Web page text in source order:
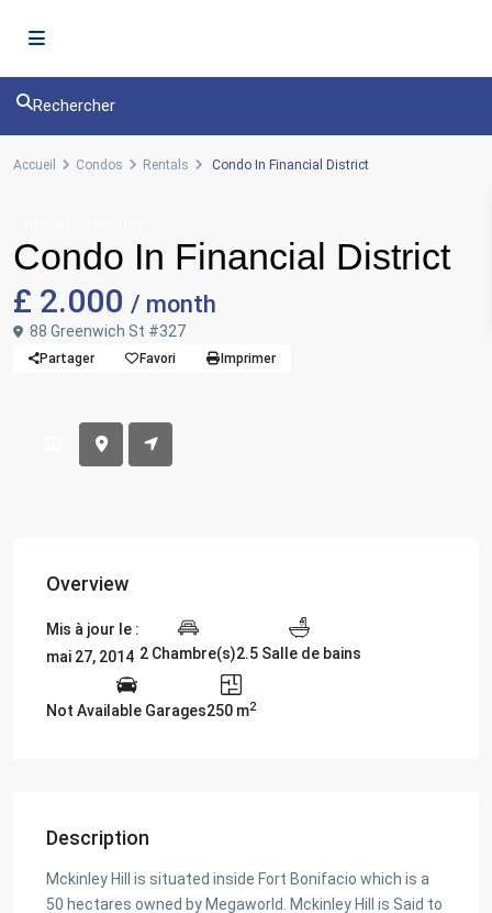
Rechercher
Accueil Condos Rentals Condo In Financial District
Condo In Financial District
£ 2.000 / month
88 Greenwich St #327
Partager Favori Imprimer
Overview
Mis à jour le :
mai 27, 2014 2 Chambre(s)2.5 Salle de bains
Not Available Garages250 m2
Description
Mckinley Hill is situated inside Fort Bonifacio which is a
50 hectares owned by Megaworld. Mckinley Hill is Said to